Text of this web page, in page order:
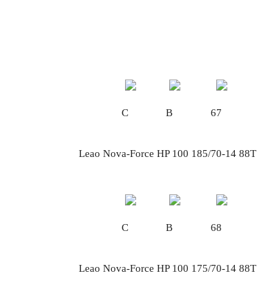
C B 67
Leao Nova-Force HP 100 185/70-14 88T
C B 68
Leao Nova-Force HP 100 175/70-14 88Τ